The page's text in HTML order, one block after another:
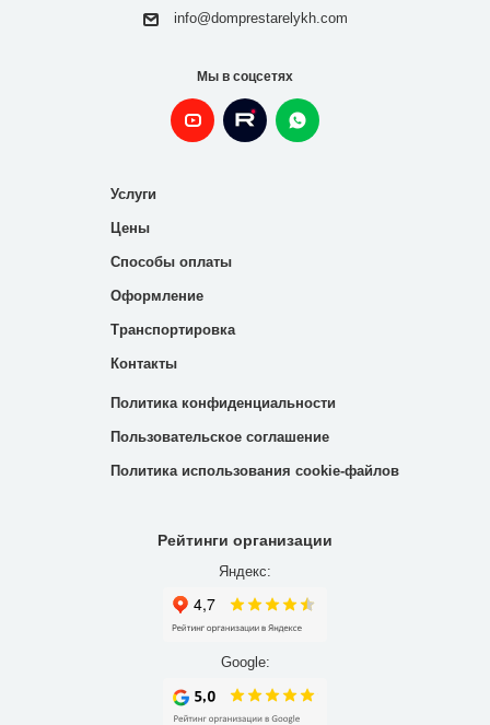
info@domprestarelykh.com
Мы в соцсетях
Услуги
Цены
Способы оплаты
Оформление
Транспортировка
Контакты
Политика конфиденциальности
Пользовательское соглашение
Политика использования cookie-файлов
Рейтинги организации
Яндекс:
Google: